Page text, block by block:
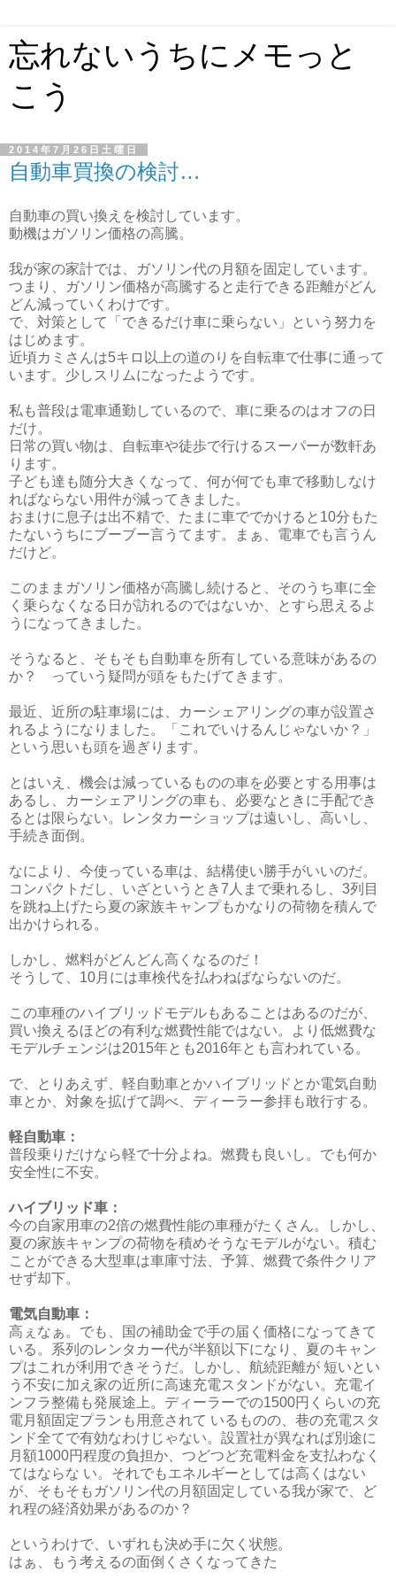
忘れないうちにメモっと
こう
2014年7月26日土曜日
自動車買換の検討…
自動車の買い換えを検討しています。
動機はガソリン価格の高騰。
我が家の家計では、ガソリン代の月額を固定しています。
つまり、ガソリン価格が高騰すると走行できる距離がどん
どん減っていくわけです。
で、対策として「できるだけ車に乗らない」という努力を
はじめます。
近頃カミさんは5キロ以上の道のりを自転車で仕事に通って
います。少しスリムになったようです。
私も普段は電車通勤しているので、車に乗るのはオフの日
だけ。
日常の買い物は、自転車や徒歩で行けるスーパーが数軒あ
ります。
子ども達も随分大きくなって、何が何でも車で移動しなけ
ればならない用件が減ってきました。
おまけに息子は出不精で、たまに車ででかけると10分もた
たないうちにブーブー言うてます。まぁ、電車でも言うん
だけど。
このままガソリン価格が高騰し続けると、そのうち車に全
く乗らなくなる日が訪れるのではないか、とすら思えるよ
うになってきました。
そうなると、そもそも自動車を所有している意味があるの
か？ っていう疑問が頭をもたげてきます。
最近、近所の駐車場には、カーシェアリングの車が設置さ
れるようになりました。「これでいけるんじゃないか？」
という思いも頭を過ぎります。
とはいえ、機会は減っているものの車を必要とする用事は
あるし、カーシェアリングの車も、必要なときに手配でき
るとは限らない。レンタカーショップは遠いし、高いし、
手続き面倒。
なにより、今使っている車は、結構使い勝手がいいのだ。
コンパクトだし、いざというとき7人まで乗れるし、3列目
を跳ね上げたら夏の家族キャンプもかなりの荷物を積んで
出かけられる。
しかし、燃料がどんどん高くなるのだ！
そうして、10月には車検代を払わねばならないのだ。
この車種のハイブリッドモデルもあることはあるのだが、
買い換えるほどの有利な燃費性能ではない。より低燃費な
モデルチェンジは2015年とも2016年とも言われている。
で、とりあえず、軽自動車とかハイブリッドとか電気自動
車とか、対象を拡げて調べ、ディーラー参拝も敢行する。
軽自動車：
普段乗りだけなら軽で十分よね。燃費も良いし。でも何か
安全性に不安。
ハイブリッド車：
今の自家用車の2倍の燃費性能の車種がたくさん。しかし、
夏の家族キャンプの荷物を積めそうなモデルがない。積む
ことができる大型車は車庫寸法、予算、燃費で条件クリア
せず却下。
電気自動車：
高ぇなぁ。でも、国の補助金で手の届く価格になってきて
いる。系列のレンタカー代が半額以下になり、夏のキャン
プはこれが利用できそうだ。しかし、航続距離が 短いとい
う不安に加え家の近所に高速充電スタンドがない。充電イ
ンフラ整備も発展途上。ディーラーでの1500円くらいの充
電月額固定プランも用意されて いるものの、巷の充電スタ
ンド全てで有効なわけじゃない。設置社が異なれば別途に
月額1000円程度の負担か、つどつど充電料金を支払わなく
てはならな い。それでもエネルギーとしては高くはない
が、そもそもガソリン代の月額固定している我が家で、ど
れ程の経済効果があるのか？
というわけで、いずれも決め手に欠く状態。
はぁ、もう考えるの面倒くさくなってきた